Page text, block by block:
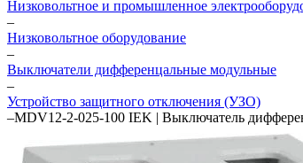
Низковольтное и промышленное
–
Низковольтное оборудование
–
Выключатели дифференцальные модульные
–
Устройство защитного отключения (УЗО)
–MDV12-2-025-100 IEK | Выключатель